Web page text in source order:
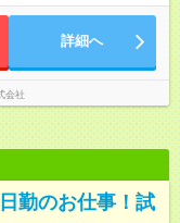
も可能。
詳細へ
会社
勤のお仕事！試